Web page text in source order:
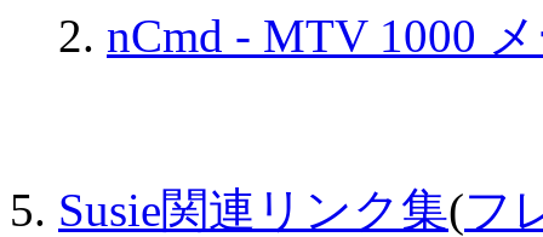
nCmd - MTV 1000
Susie関連リンク集(フ